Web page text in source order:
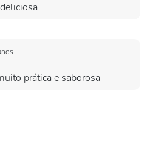
prática e saborosa